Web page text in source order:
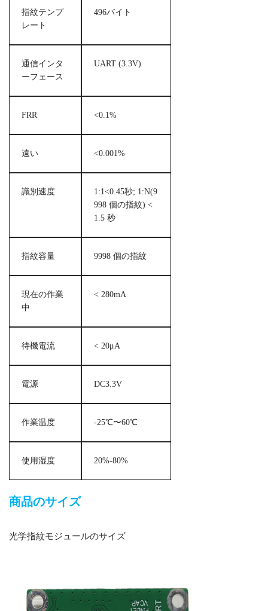
指紋テンプ
レート
496バイト
通信インタ
ーフェース
UART (3.3V)
FRR <0.1%
遠い <0.001%
識別速度
1:1<0.45秒; 1:N(9
998 個の指紋) <
1.5 秒
指紋容量 9998 個の指紋
現在の作業
中
< 280mA
待機電流 < 20μA
電源 DC3.3V
作業温度 -25℃〜60℃
使用湿度 20%-80%
商品のサイズ
光学指紋モジュールのサイズ